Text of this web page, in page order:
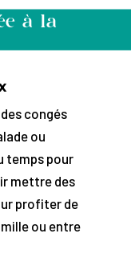
à la
congés
ou
temps pour
mettre des
profiter de
ou entre